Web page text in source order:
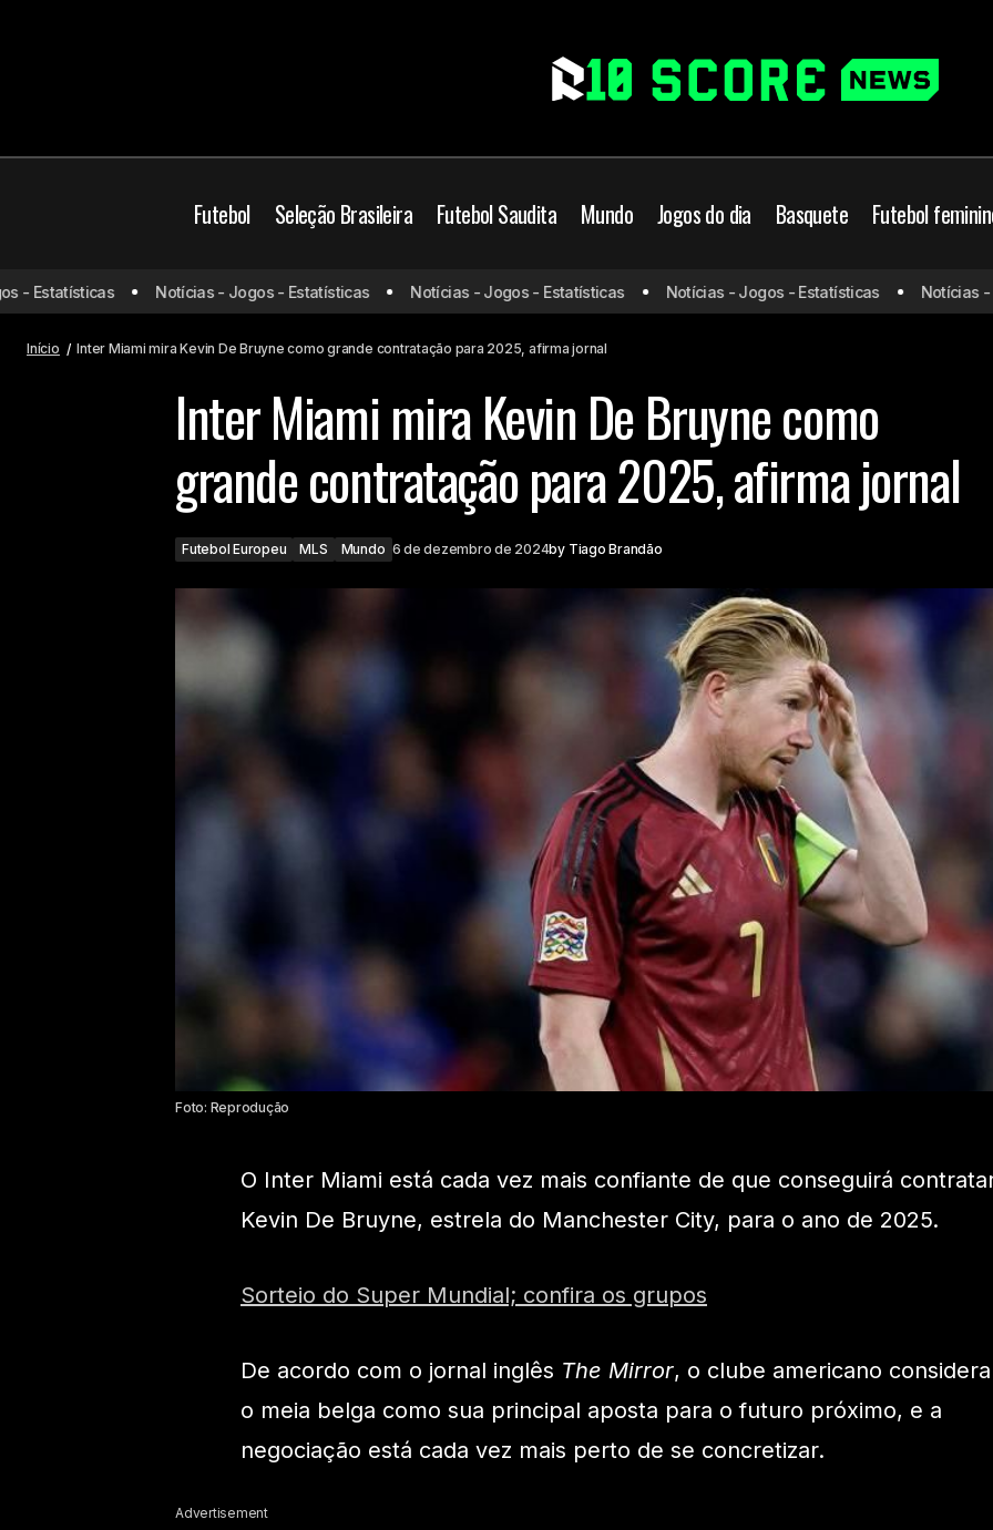
Futebol Seleção Brasileira Futebol Saudita Mundo Jogos do dia Basquete Futebol
Gabigol desabafa sobre relação com
Tite e despedida do Flamengo
Futebol Europeu
MLS
Mundo
Inter Miami mira Kevin De Bruyne como grande
afirma jornal
Estatísticas Notícias - Jogos - Estatísticas Notícias - Jogos - Estatísticas Notícias - Jogos - Estatísticas Notícias -
Início Inter Miami mira Kevin De Bruyne como grande contratação para 2025, afirma jornal
Inter Miami mira Kevin De Bruyne como
grande contratação para 2025, afirma jornal
Futebol Europeu MLS Mundo 6 de dezembro de 2024by Tiago Brandão
Foto: Reprodução
O Inter Miami está cada vez mais confiante de que conseguirá
Kevin De Bruyne, estrela do Manchester City, para o ano de 2025.
Sorteio do Super Mundial; confira os grupos
De acordo com o jornal inglês The Mirror, o clube americano considera
o meia belga como sua principal aposta para o futuro próximo, e a
negociação está cada vez mais perto de se concretizar.
Advertisement